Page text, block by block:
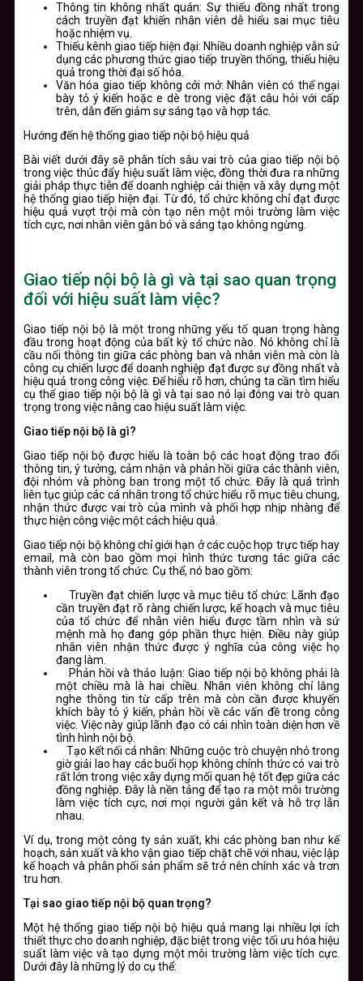
Thông tin không nhất quán: Sự thiếu đồng nhất trong
cách truyền đạt khiến nhân viên dễ hiểu sai mục tiêu
hoặc nhiệm vụ.
Thiếu kênh giao tiếp hiện đại: Nhiều doanh nghiệp vẫn sử
dụng các phương thức giao tiếp truyền thống, thiếu hiệu
quả trong thời đại số hóa.
Văn hóa giao tiếp không cởi mở: Nhân viên có thể ngại
bày tỏ ý kiến hoặc e dè trong việc đặt câu hỏi với cấp
trên, dẫn đến giảm sự sáng tạo và hợp tác.
Hướng đến hệ thống giao tiếp nội bộ hiệu quả
Bài viết dưới đây sẽ phân tích sâu vai trò của giao tiếp nội bộ
trong việc thúc đẩy hiệu suất làm việc, đồng thời đưa ra những
giải pháp thực tiễn để doanh nghiệp cải thiện và xây dựng một
hệ thống giao tiếp hiện đại. Từ đó, tổ chức không chỉ đạt được
hiệu quả vượt trội mà còn tạo nên một môi trường làm việc
tích cực, nơi nhân viên gắn bó và sáng tạo không ngừng.
Giao tiếp nội bộ là gì và tại sao quan trọng
đối với hiệu suất làm việc?
Giao tiếp nội bộ là một trong những yếu tố quan trọng hàng
đầu trong hoạt động của bất kỳ tổ chức nào. Nó không chỉ là
cầu nối thông tin giữa các phòng ban và nhân viên mà còn là
công cụ chiến lược để doanh nghiệp đạt được sự đồng nhất và
hiệu quả trong công việc. Để hiểu rõ hơn, chúng ta cần tìm hiểu
cụ thể giao tiếp nội bộ là gì và tại sao nó lại đóng vai trò quan
trọng trong việc nâng cao hiệu suất làm việc.
Giao tiếp nội bộ là gì?
Giao tiếp nội bộ được hiểu là toàn bộ các hoạt động trao đổi
thông tin, ý tưởng, cảm nhận và phản hồi giữa các thành viên,
đội nhóm và phòng ban trong một tổ chức. Đây là quá trình
liên tục giúp các cá nhân trong tổ chức hiểu rõ mục tiêu chung,
nhận thức được vai trò của mình và phối hợp nhịp nhàng để
thực hiện công việc một cách hiệu quả.
Giao tiếp nội bộ không chỉ giới hạn ở các cuộc họp trực tiếp hay
email, mà còn bao gồm mọi hình thức tương tác giữa các
thành viên trong tổ chức. Cụ thể, nó bao gồm:
Truyền đạt chiến lược và mục tiêu tổ chức: Lãnh đạo
cần truyền đạt rõ ràng chiến lược, kế hoạch và mục tiêu
của tổ chức để nhân viên hiểu được tầm nhìn và sứ
mệnh mà họ đang góp phần thực hiện. Điều này giúp
nhân viên nhận thức được ý nghĩa của công việc họ
đang làm.
Phản hồi và thảo luận: Giao tiếp nội bộ không phải là
một chiều mà là hai chiều. Nhân viên không chỉ lắng
nghe thông tin từ cấp trên mà còn cần được khuyến
khích bày tỏ ý kiến, phản hồi về các vấn đề trong công
việc. Việc này giúp lãnh đạo có cái nhìn toàn diện hơn về
tình hình nội bộ.
Tạo kết nối cá nhân: Những cuộc trò chuyện nhỏ trong
giờ giải lao hay các buổi họp không chính thức có vai trò
rất lớn trong việc xây dựng mối quan hệ tốt đẹp giữa các
đồng nghiệp. Đây là nền tảng để tạo ra một môi trường
làm việc tích cực, nơi mọi người gắn kết và hỗ trợ lẫn
nhau.
Ví dụ, trong một công ty sản xuất, khi các phòng ban như kế
hoạch, sản xuất và kho vận giao tiếp chặt chẽ với nhau, việc lập
kế hoạch và phân phối sản phẩm sẽ trở nên chính xác và trơn
tru hơn.
Tại sao giao tiếp nội bộ quan trọng?
Một hệ thống giao tiếp nội bộ hiệu quả mang lại nhiều lợi ích
thiết thực cho doanh nghiệp, đặc biệt trong việc tối ưu hóa hiệu
suất làm việc và tạo dựng một môi trường làm việc tích cực.
Dưới đây là những lý do cụ thể: